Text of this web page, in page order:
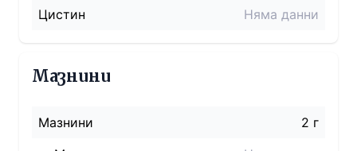
Цистин
Няма данни
Мазнини
Мазнини
2 г